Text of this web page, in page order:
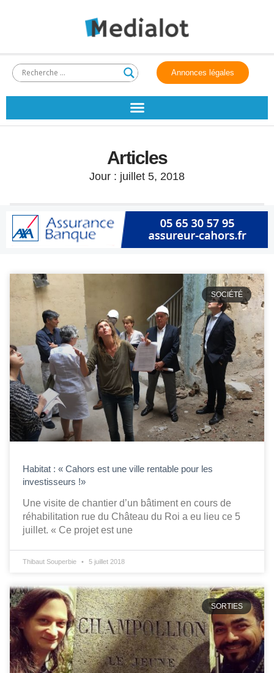
Annonces légales
Articles
Jour : juillet 5, 2018
SOCIÉTÉ
Habitat : « Cahors est une ville rentable pour les
investisseurs !»
Une visite de chantier d’un bâtiment en cours de
réhabilitation rue du Château du Roi a eu lieu ce 5
juillet. « Ce projet est une
Thibaut Souperbie 5 juillet 2018
SORTIES